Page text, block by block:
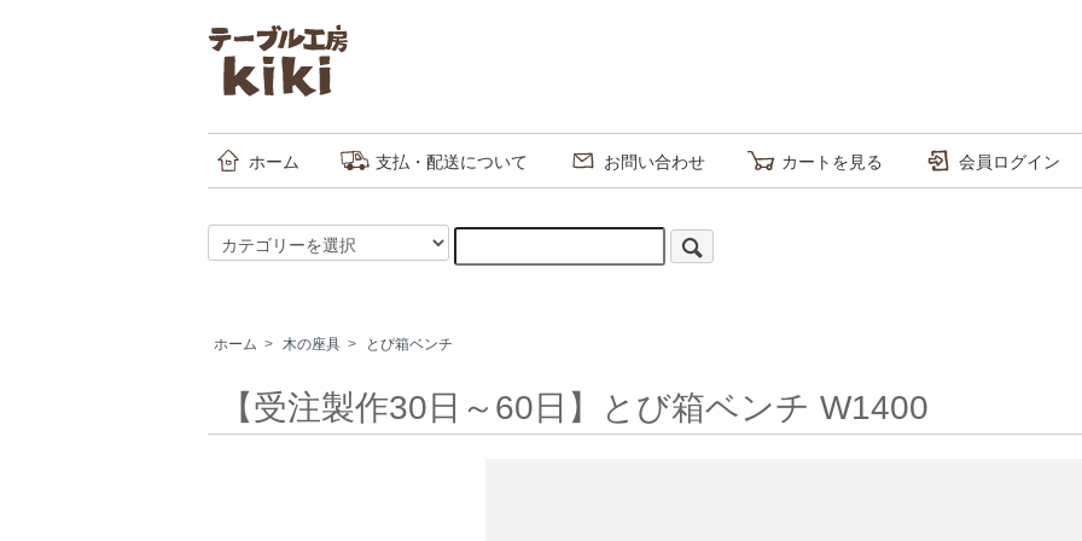
ホーム 支払・配送について お問い合わせ カートを見る 会員ログイン
ホーム > 木の座具 > とび箱ベンチ
【受注製作30日～60日】とび箱ベンチ W1400